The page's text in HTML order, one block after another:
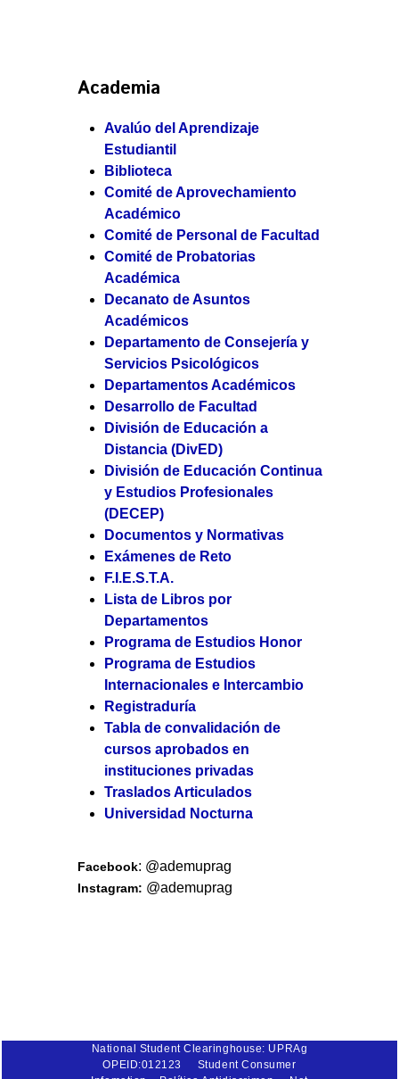
Academia
Avalúo del Aprendizaje
Estudiantil
Biblioteca
Comité de Aprovechamiento
Académico
Comité de Personal de Facultad
Comité de Probatorias
Académica
Decanato de Asuntos
Académicos
Departamento de Consejería y
Servicios Psicológicos
Departamentos Académicos
Desarrollo de Facultad
División de Educación a
Distancia (DivED)
División de Educación Continua
y Estudios Profesionales
(DECEP)
Documentos y Normativas
Exámenes de Reto
F.I.E.S.T.A.
Lista de Libros por
Departamentos
Programa de Estudios Honor
Programa de Estudios
Internacionales e Intercambio
Registraduría
Tabla de convalidación de
cursos aprobados en
instituciones privadas
Traslados Articulados
Universidad Nocturna
Facebook: @ademuprag
Instagram: @ademuprag
National Student Clearinghouse: UPRAg
OPEID:012123
Student Consumer